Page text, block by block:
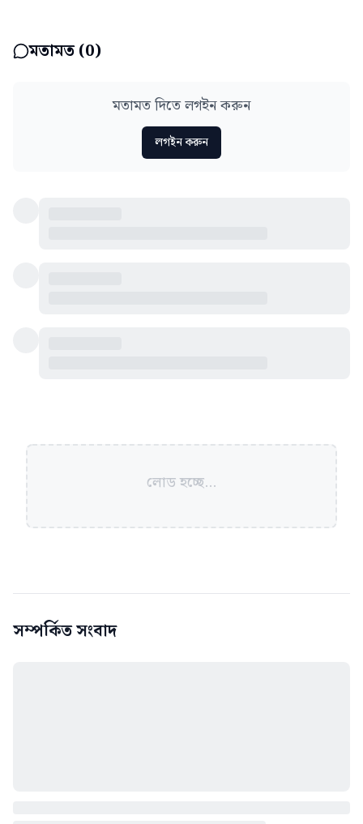
মতামত (0)
মতামত দিতে লগইন করুন
লগইন করুন
লোড হচ্ছে...
সম্পর্কিত সংবাদ